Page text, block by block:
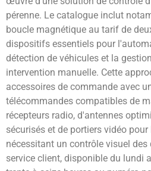
pérenne. Le catalogue inclut
boucle magnétique au tarif de
dispositifs essentiels pour
détection de véhicules et la
intervention manuelle. Cette
accessoires de commande avec
télécommandes compatibles de
récepteurs radio, d'antennes
sécurisés et de portiers vidéo
nécessitant un contrôle visuel des
service client, disponible du lundi